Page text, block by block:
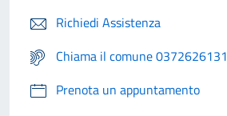
Richiedi Assistenza
Chiama il comune 0372626131
Prenota un appuntamento